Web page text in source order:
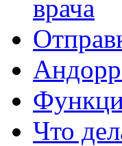
врача
Что